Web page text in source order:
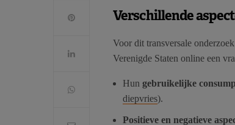
Verschillende
Voor dit transversale
Verenigde Staten online een
Hun gebruikelijke
diepvries).
Positieve en negatieve